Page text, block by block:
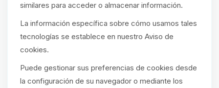
similares para acceder o almacenar información.
La información específica sobre cómo usamos tales
tecnologías se establece en nuestro Aviso de
cookies.
Puede gestionar sus preferencias de cookies desde
la configuración de su navegador o mediante los